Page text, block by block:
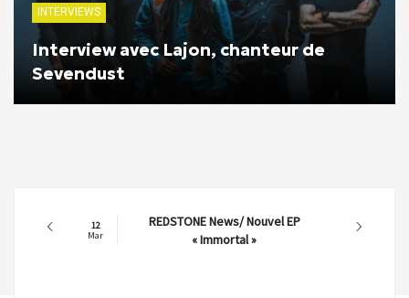
INTERVIEWS
Interview avec Lajon, chanteur de
Sevendust
12
Mar
REDSTONE News/ Nouvel EP
« Immortal »